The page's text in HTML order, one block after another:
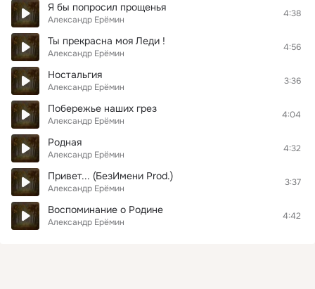
Я бы попросил прощенья
Александр Ерёмин
4:38
Ты прекрасна моя Леди !
Александр Ерёмин
4:56
Ностальгия
Александр Ерёмин
3:36
Побережье наших грез
Александр Ерёмин
4:04
Родная
Александр Ерёмин
4:32
Привет... (БезИмени Prod.)
Александр Ерёмин
3:37
Воспоминание о Родине
Александр Ерёмин
4:42